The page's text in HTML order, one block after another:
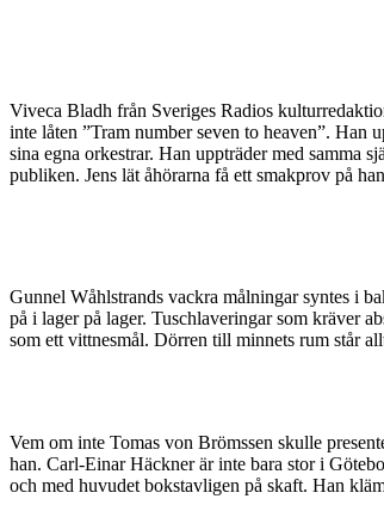
Viveca Bladh från Sveriges Radios
inte låten ”Tram number seven to heaven”.
sina egna orkestrar. Han uppträder med samma
publiken. Jens lät åhörarna få ett smakprov på
Gunnel Wåhlstrands vackra målningar syntes i
på i lager på lager. Tuschlaveringar som kräver
som ett vittnesmål. Dörren till minnets rum står
Vem om inte Tomas von Brömssen skulle
han. Carl-Einar Häckner är inte bara stor i
och med huvudet bokstavligen på skaft. Han